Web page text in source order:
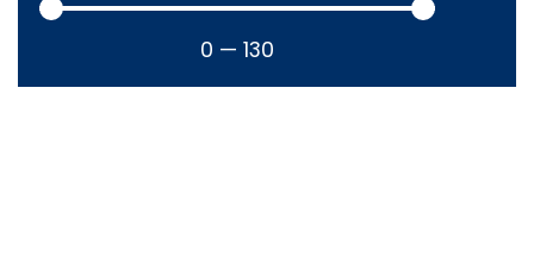
0 — 130